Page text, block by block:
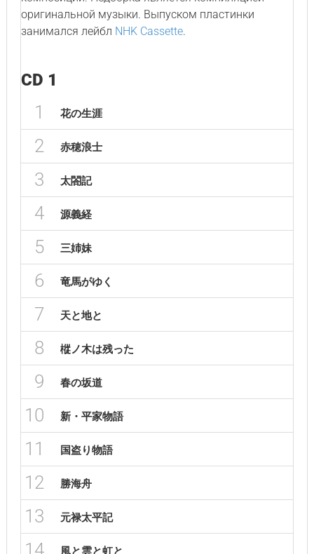
оригинальной музыки. Выпуском пластинки
занимался лейбл NHK Cassette.
CD 1
1 花の生涯
2 赤穂浪士
3 太閤記
4 源義経
5 三姉妹
6 竜馬がゆく
7 天と地と
8 樅ノ木は残った
9 春の坂道
10 新・平家物語
11 国盗り物語
12 勝海舟
13 元禄太平記
14 風と雲と虹と